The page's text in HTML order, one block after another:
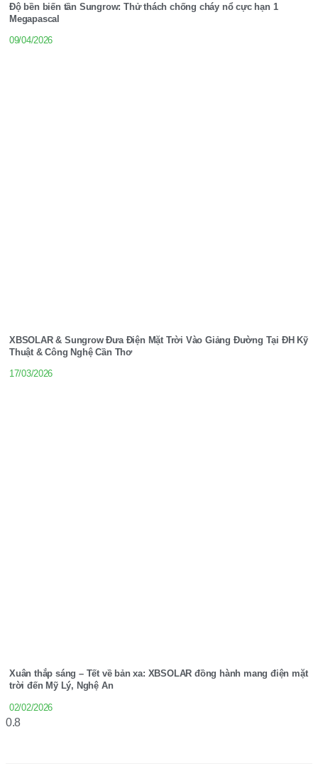
Độ bền biến tần Sungrow: Thử thách chống cháy nổ cực hạn 1
Megapascal
09/04/2026
XBSOLAR & Sungrow Đưa Điện Mặt Trời Vào Giảng Đường Tại ĐH Kỹ
Thuật & Công Nghệ Cần Thơ
17/03/2026
Xuân thắp sáng – Tết về bản xa: XBSOLAR đồng hành mang điện mặt
trời đến Mỹ Lý, Nghệ An
02/02/2026